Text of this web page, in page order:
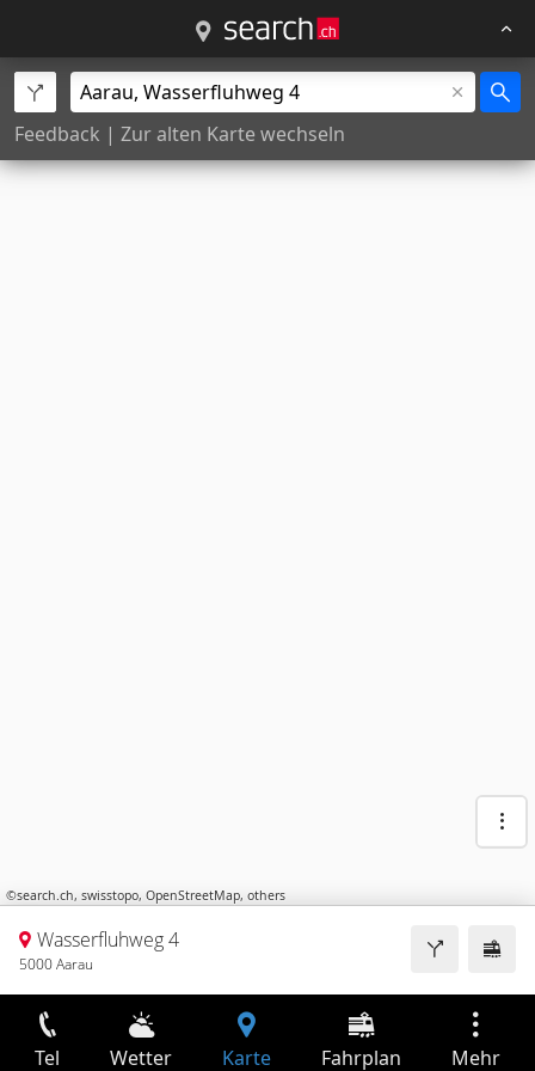
Feedback | Zur alten Karte wechseln
©search.ch, swisstopo, OpenStreetMap, others
Wasserfluhweg 4
5000 Aarau
Tel Wetter Karte Fahrplan Mehr